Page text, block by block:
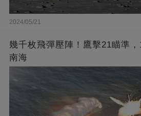
2024/05/21
幾千枚飛彈壓陣！鷹擊21瞄準
南海